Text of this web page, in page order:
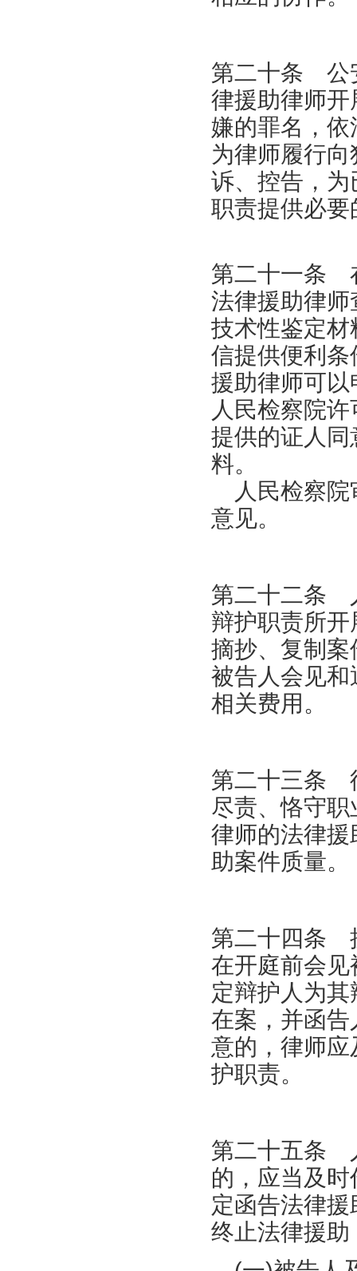
第二十条 公
律援助律师
嫌的罪名，
为律师履行
诉、控告，
职责提供必
第二十一条
法律援助律
技术性鉴定
信提供便利
援助律师可
人民检察院
提供的证人
料。
人民检察院
意见。
第二十二条
辩护职责所
摘抄、复制
被告人会见
相关费用。
第二十三条
尽责、恪守
律师的法律
助案件质量。
第二十四条
在开庭前会
定辩护人为
在案，并函
意的，律师
护职责。
第二十五条
的，应当及
定函告法律
终止法律援助